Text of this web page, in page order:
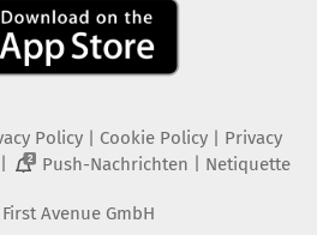
Policy| Cookie Policy| Privacy
2 Push-Nachrichten | Netiquette
First Avenue GmbH